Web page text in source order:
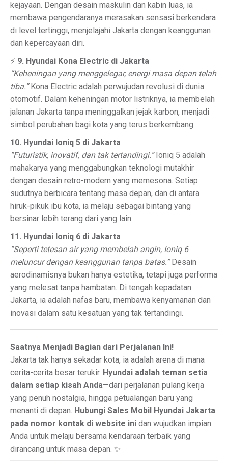
kejayaan. Dengan desain maskulin dan kabin luas, ia
membawa pengendaranya merasakan sensasi berkendara
di level tertinggi, menjelajahi Jakarta dengan keanggunan
dan kepercayaan diri.
⚡ 9. Hyundai Kona Electric di Jakarta
“Keheningan yang menggelegar, energi masa depan telah
tiba.”Kona Electric adalah perwujudan revolusi di dunia
otomotif. Dalam keheningan motor listriknya, ia membelah
jalanan Jakarta tanpa meninggalkan jejak karbon, menjadi
simbol perubahan bagi kota yang terus berkembang.
10. Hyundai Ioniq 5 di Jakarta
“Futuristik, inovatif, dan tak tertandingi.”Ioniq 5 adalah
mahakarya yang menggabungkan teknologi mutakhir
dengan desain retro-modern yang memesona. Setiap
sudutnya berbicara tentang masa depan, dan di antara
hiruk-pikuk ibu kota, ia melaju sebagai bintang yang
bersinar lebih terang dari yang lain.
11. Hyundai Ioniq 6 di Jakarta
“Seperti tetesan air yang membelah angin, Ioniq 6
meluncur dengan keanggunan tanpa batas.”Desain
aerodinamisnya bukan hanya estetika, tetapi juga performa
yang melesat tanpa hambatan. Di tengah kepadatan
Jakarta, ia adalah nafas baru, membawa kenyamanan dan
inovasi dalam satu kesatuan yang tak tertandingi.
Saatnya Menjadi Bagian dari Perjalanan Ini!
Jakarta tak hanya sekadar kota, ia adalah arena di mana
cerita-cerita besar terukir. Hyundai adalah teman setia
dalam setiap kisah Anda—dari perjalanan pulang kerja
yang penuh nostalgia, hingga petualangan baru yang
menanti di depan. Hubungi Sales Mobil Hyundai Jakarta
pada nomor kontak di website ini dan wujudkan impian
Anda untuk melaju bersama kendaraan terbaik yang
dirancang untuk masa depan. ✨